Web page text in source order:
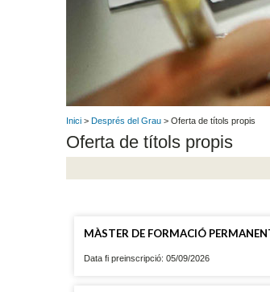
Inici > Després del Grau > Oferta de títols propis
Oferta de títols propis
MÀSTER DE FORMACIÓ
Data fi preinscripció: 05/09/2026